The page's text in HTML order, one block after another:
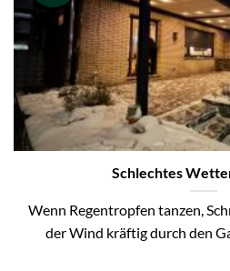
Schlechtes
Wenn Regentropfen tanzen,
der Wind kräftig durch den